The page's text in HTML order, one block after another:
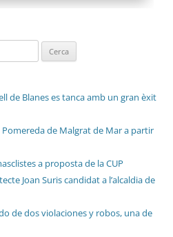
de Blanes es tanca amb un gran èxit
de Malgrat de Mar a partir
a proposta de la CUP
Joan Suris candidat a l’alcaldia de
de dos violaciones y robos, una de